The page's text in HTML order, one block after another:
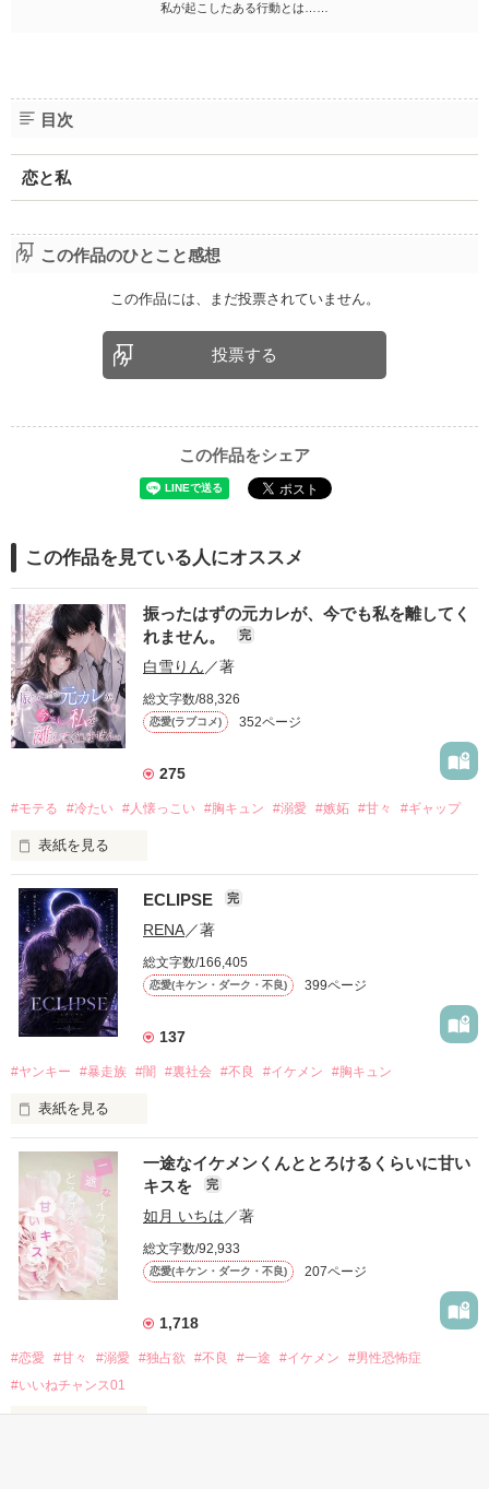
私が起こしたある行動とは……
目次
恋と私
この作品のひとこと感想
この作品には、まだ投票されていません。
投票する
この作品をシェア
この作品を見ている人にオススメ
振ったはずの元カレが、今でも私を離してく
れません。
完
白雪りん ／著
総文字数/88,326
恋愛(ラブコメ) 352ページ
275
#モテる #冷たい #人懐っこい #胸キュン #溺愛 #嫉妬 #甘々 #ギャップ
表紙を見る
「好きだったから、別れを選んだ。」
モテる人を好きになるのが怖かった。
だから私は、中学時代に大好きだった彼を自分から振った。
もう会うことはないと思っていたのに、
高校生になって再会した彼は、隣の学校で”王子様”と呼ばれる
他の女の子には冷たいのに
私にだけ昔と変わらない笑顔を向けてくる。
「澪ちゃん。」
それは止まっていた恋が再び動き始める合図──。
✨.ﾟ･*..☆.｡.:*✨.☆.｡.:. *:ﾟ✨.ﾟ･*..☆.｡.:*✨
冴木澪-SaekiMio
ECLIPSE 完
RENA／著
総文字数/166,405
恋愛(キケン・ダーク・不良) 399ページ
137
#ヤンキー #暴走族 #闇 #裏社会 #不良 #イケメン #胸キュン
表紙を見る
表紙画像はAIです
作品を読む
一途なイケメンくんととろけるくらいに甘い
キスを
完
如月 いちは ／著
総文字数/92,933
恋愛(キケン・ダーク・不良) 207ページ
1,718
#恋愛 #甘々 #溺愛 #独占欲 #不良 #一途 #イケメン
#男性恐怖症
#いいねチャンス01